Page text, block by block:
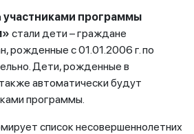
участниками программы
стали дети – граждане
рожденные с 01.01.2006 г. по
Дети, рожденные в
автоматически будут
программы.
список несовершеннолетних